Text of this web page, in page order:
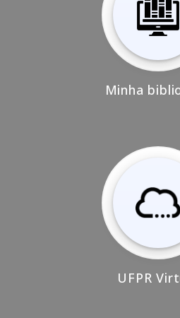
Minha
UFPR